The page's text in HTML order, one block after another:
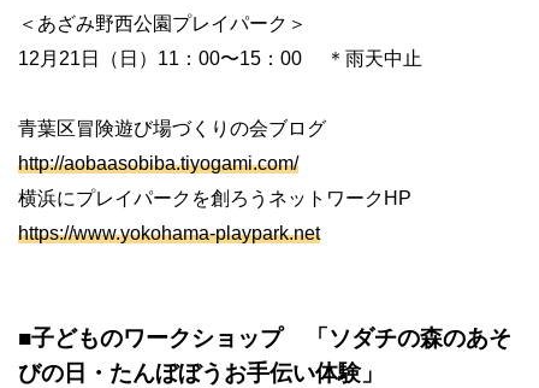
＜あざみ野西公園プレイパーク＞
12月21日（日）11：00〜15：00 ＊雨天中止
青葉区冒険遊び場づくりの会ブログ
http://aobaasobiba.tiyogami.com/
横浜にプレイパークを創ろうネットワークHP
https://www.yokohama-playpark.net
■子どものワークショップ 「ソダチの森のあそ
びの日・たんぼぼうお手伝い体験」